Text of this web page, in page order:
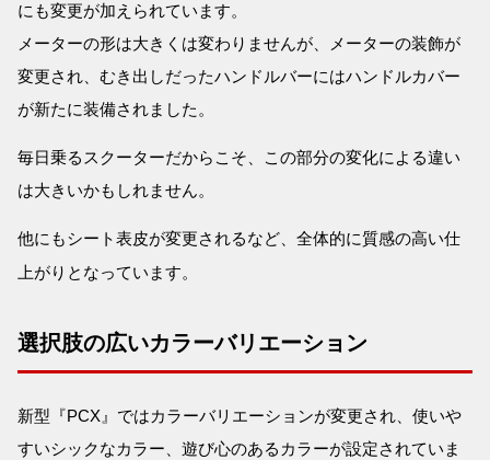
にも変更が加えられています。
メーターの形は大きくは変わりませんが、メーターの装飾が
変更され、むき出しだったハンドルバーにはハンドルカバー
が新たに装備されました。
毎日乗るスクーターだからこそ、この部分の変化による違い
は大きいかもしれません。
他にもシート表皮が変更されるなど、全体的に質感の高い仕
上がりとなっています。
選択肢の広いカラーバリエーション
新型『PCX』ではカラーバリエーションが変更され、使いや
すいシックなカラー、遊び心のあるカラーが設定されていま